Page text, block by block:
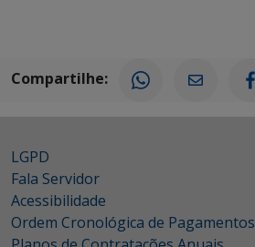
Compartilhe:
LGPD
Fala Servidor
Acessibilidade
Ordem Cronológica de Pagamentos